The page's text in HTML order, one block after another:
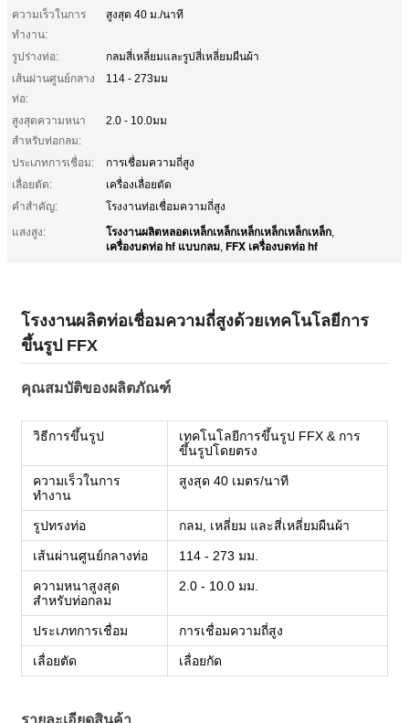
ความเร็วในการ
ทำงาน:
สูงสุด 40 ม./นาที
รูปร่างท่อ:
กลมสี่เหลี่ยมและรูปสี่เหลี่ยมผืนผ้า
เส้นผ่านศูนย์กลาง
ท่อ:
114 - 273มม
สูงสุดความหนา
สำหรับท่อกลม:
2.0 - 10.0มม
ประเภทการเชื่อม:
การเชื่อมความถี่สูง
เลื่อยตัด:
เครื่องเลื่อยตัด
คำสำคัญ:
โรงงานท่อเชื่อมความถี่สูง
แสงสูง:
โรงงานผลิตหลอดเหล็กเหล็กเหล็กเหล็กเหล็กเหล็ก,
เครื่องบดท่อ hf แบบกลม, FFX เครื่องบดท่อ hf
โรงงานผลิตท่อเชื่อมความถี่สูงด้วยเทคโนโลยีการ
ขึ้นรูป FFX
คุณสมบัติของผลิตภัณฑ์
วิธีการขึ้นรูป
เทคโนโลยีการขึ้นรูป FFX & การ
ขึ้นรูปโดยตรง
ความเร็วในการ
ทำงาน
สูงสุด 40 เมตร/นาที
รูปทรงท่อ กลม, เหลี่ยม และสี่เหลี่ยมผืนผ้า
เส้นผ่านศูนย์กลางท่อ 114 - 273 มม.
ความหนาสูงสุด
สำหรับท่อกลม
2.0 - 10.0 มม.
ประเภทการเชื่อม การเชื่อมความถี่สูง
เลื่อยตัด เลื่อยกัด
รายละเอียดสินค้า